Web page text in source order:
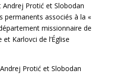
Protić et Slobodan
permanents associés à la «
missionnaire de
Karlovci de l’Église
Protić et Slobodan